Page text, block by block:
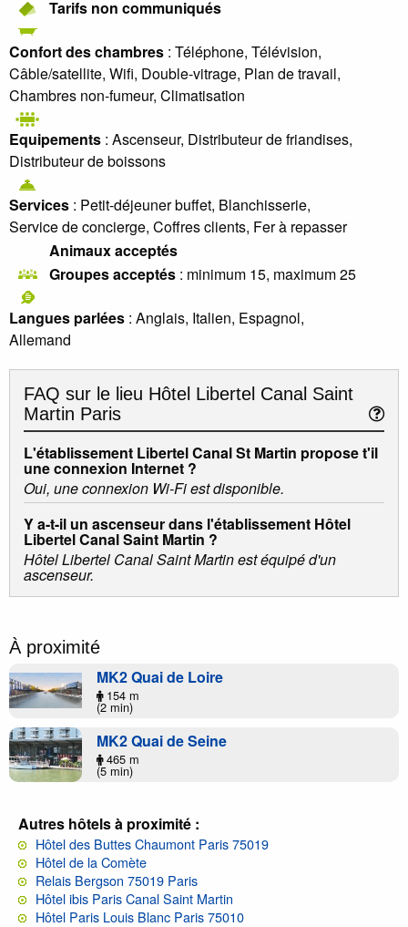
Tarifs non communiqués
Confort des chambres : Téléphone, Télévision,
Câble/satellite, Wifi, Double-vitrage, Plan de travail,
Chambres non-fumeur, Climatisation
Equipements : Ascenseur, Distributeur de friandises,
Distributeur de boissons
Services : Petit-déjeuner buffet, Blanchisserie,
Service de concierge, Coffres clients, Fer à repasser
Animaux acceptés
Groupes acceptés : minimum 15, maximum 25
Langues parlées : Anglais, Italien, Espagnol,
Allemand
FAQ sur le lieu Hôtel Libertel Canal Saint
Martin Paris
L'établissement Libertel Canal St Martin propose t'il
une connexion Internet ?
Oui, une connexion Wi-Fi est disponible.
Y a-t-il un ascenseur dans l'établissement Hôtel
Libertel Canal Saint Martin ?
Hôtel Libertel Canal Saint Martin est équipé d'un
ascenseur.
À proximité
MK2 Quai de Loire
154 m
(2 min)
MK2 Quai de Seine
465 m
(5 min)
Autres hôtels à proximité :
Hôtel des Buttes Chaumont Paris 75019
Hôtel de la Comète
Relais Bergson 75019 Paris
Hôtel ibis Paris Canal Saint Martin
Hôtel Paris Louis Blanc Paris 75010